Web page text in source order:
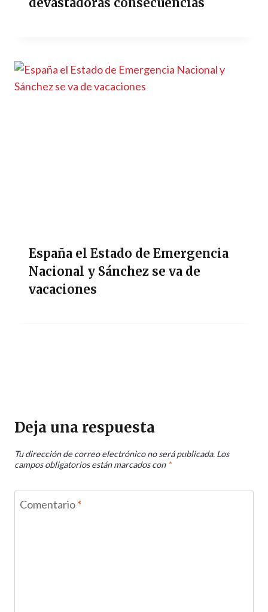
España el Estado de Emergencia
Nacional y Sánchez se va de
vacaciones
Deja una respuesta
Tu dirección de correo electrónico no será publicada. Los
campos obligatorios están marcados con *
Comentario*